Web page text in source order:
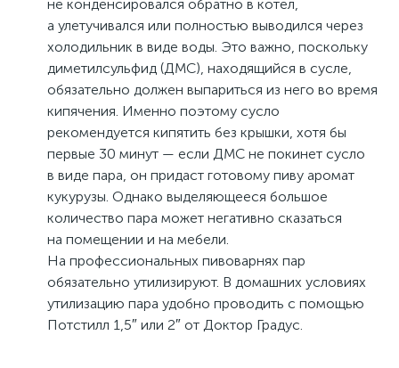
не конденсировался обратно в котел,
а улетучивался или полностью выводился через
холодильник в виде воды. Это важно, поскольку
диметилсульфид (ДМС), находящийся в сусле,
обязательно должен выпариться из него во время
кипячения. Именно поэтому сусло
рекомендуется кипятить без крышки, хотя бы
первые 30 минут — если ДМС не покинет сусло
в виде пара, он придаст готовому пиву аромат
кукурузы. Однако выделяющееся большое
количество пара может негативно сказаться
на помещении и на мебели.
На профессиональных пивоварнях пар
обязательно утилизируют. В домашних условиях
утилизацию пара удобно проводить с помощью
Потстилл 1,5″ или 2″ от Доктор Градус.